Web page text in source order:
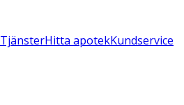
TjänsterHitta apotekKundservice